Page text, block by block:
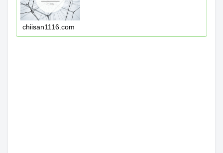
chiisan1116.com